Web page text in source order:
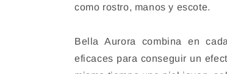
como rostro, manos y escote.
Bella Aurora combina en
eficaces para conseguir un